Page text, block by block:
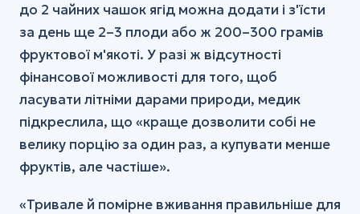
до 2 чайних чашок ягід можна додати і з'їсти
за день ще 2–3 плоди або ж 200–300 грамів
фруктової м'якоті. У разі ж відсутності
фінансової можливості для того, щоб
ласувати літніми дарами природи, медик
підкреслила, що «краще дозволити собі не
велику порцію за один раз, а купувати менше
фруктів, але частіше».
«Тривале й помірне вживання правильніше для